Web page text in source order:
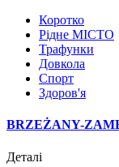
Коротко
Рідне МІСТО
Трафунки
Довкола
Спорт
Здоров'я
BRZEŻANY-
Деталі